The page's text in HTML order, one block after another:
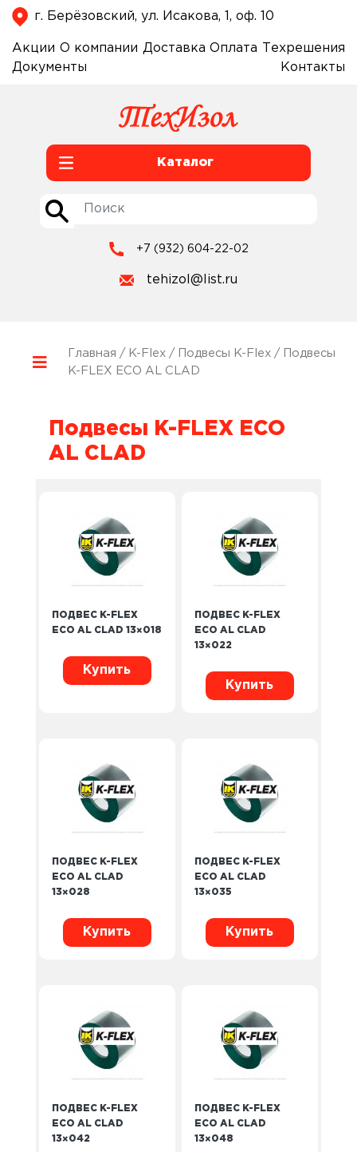
г. Берёзовский, ул. Исакова, 1, оф. 10
Акции О компании Доставка Оплата
Техрешения
Документы
Контакты
Каталог
+7 (932) 604-22-02
tehizol@list.ru
Главная / K-Flex/ Подвесы K-Flex/ Подвесы
K-FLEX ECO AL CLAD
Подвесы K-FLEX ECO
AL CLAD
ПОДВЕС K-FLEX
ECO AL CLAD 13×018
Купить
ПОДВЕС K-FLEX
ECO AL CLAD
13×022
Купить
ПОДВЕС K-FLEX
ECO AL CLAD
13×028
Купить
ПОДВЕС K-FLEX
ECO AL CLAD
13×035
Купить
ПОДВЕС K-FLEX
ECO AL CLAD
13×042
ПОДВЕС K-FLEX
ECO AL CLAD
13×048